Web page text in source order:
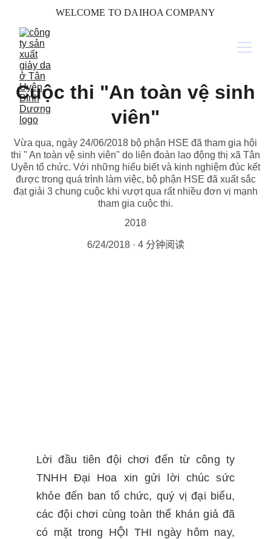
WELCOME TO DAIHOA COMPANY
Cuộc thi "An toàn vệ sinh
viên"
Vừa qua, ngày 24/06/2018 bộ phận HSE đã tham gia hội
thi " An toàn vệ sinh viên" do liên đoàn lao động thị xã Tân
Uyên tổ chức. Với những hiểu biết và kinh nghiệm đúc kết
được trong quá trình làm việc, bộ phận HSE đã xuất sắc
đạt giải 3 chung cuộc khi vượt qua rất nhiều đơn vị mạnh
tham gia cuộc thi.
2018
6/24/2018 4 分钟阅读
Lời đầu tiên đội chơi đến từ công ty
TNHH Đại Hoa xin gửi lời chúc sức
khỏe đến ban tổ chức, quý vị đại biểu,
các đội chơi cùng toàn thể khán giả đã
có mặt trong HỘI THI ngày hôm nay,